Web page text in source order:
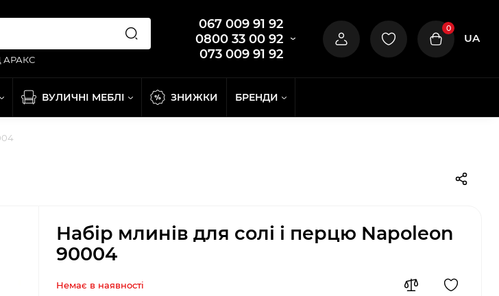
067 009 91 92
0800 33 00 92
073 009 91 92
АРАКС
0
UA
ВУЛИЧНІ МЕБЛІ ЗНИЖКИ БРЕНДИ
Набір млинів для солі і перцю Napoleon
90004
Немає в наявності